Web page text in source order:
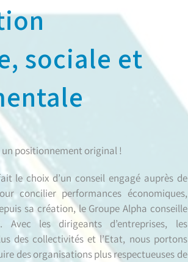
sociale et
un positionnement original !
le choix d’un conseil engagé auprès de
concilier performances économiques,
sa création, le Groupe Alpha conseille
les dirigeants d’entreprises, les
des collectivités et l’Etat, nous portons
des organisations plus respectueuses de